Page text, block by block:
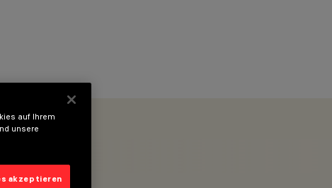
auf Ihrem
unsere
akzeptieren